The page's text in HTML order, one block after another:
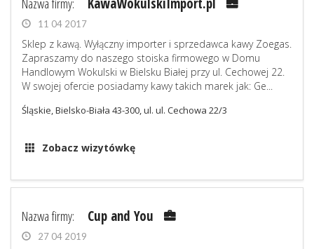
11 04 2017
Sklep z kawą. Wyłączny importer i sprzedawca kawy Zoegas.
Zapraszamy do naszego stoiska firmowego w Domu
Handlowym Wokulski w Bielsku Białej przy ul. Cechowej 22.
W swojej ofercie posiadamy kawy takich marek jak: Ge...
Śląskie, Bielsko-Biała 43-300, ul. ul. Cechowa 22/3
Zobacz wizytówkę
Nazwa firmy: Cup and You
27 04 2019